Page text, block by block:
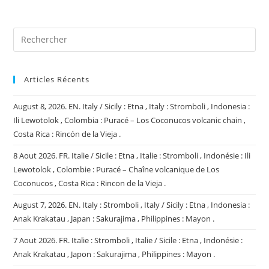
Articles Récents
August 8, 2026. EN. Italy / Sicily : Etna , Italy : Stromboli , Indonesia :
Ili Lewotolok , Colombia : Puracé – Los Coconucos volcanic chain ,
Costa Rica : Rincón de la Vieja .
8 Aout 2026. FR. Italie / Sicile : Etna , Italie : Stromboli , Indonésie : Ili
Lewotolok , Colombie : Puracé – Chaîne volcanique de Los
Coconucos , Costa Rica : Rincon de la Vieja .
August 7, 2026. EN. Italy : Stromboli , Italy / Sicily : Etna , Indonesia :
Anak Krakatau , Japan : Sakurajima , Philippines : Mayon .
7 Aout 2026. FR. Italie : Stromboli , Italie / Sicile : Etna , Indonésie :
Anak Krakatau , Japon : Sakurajima , Philippines : Mayon .